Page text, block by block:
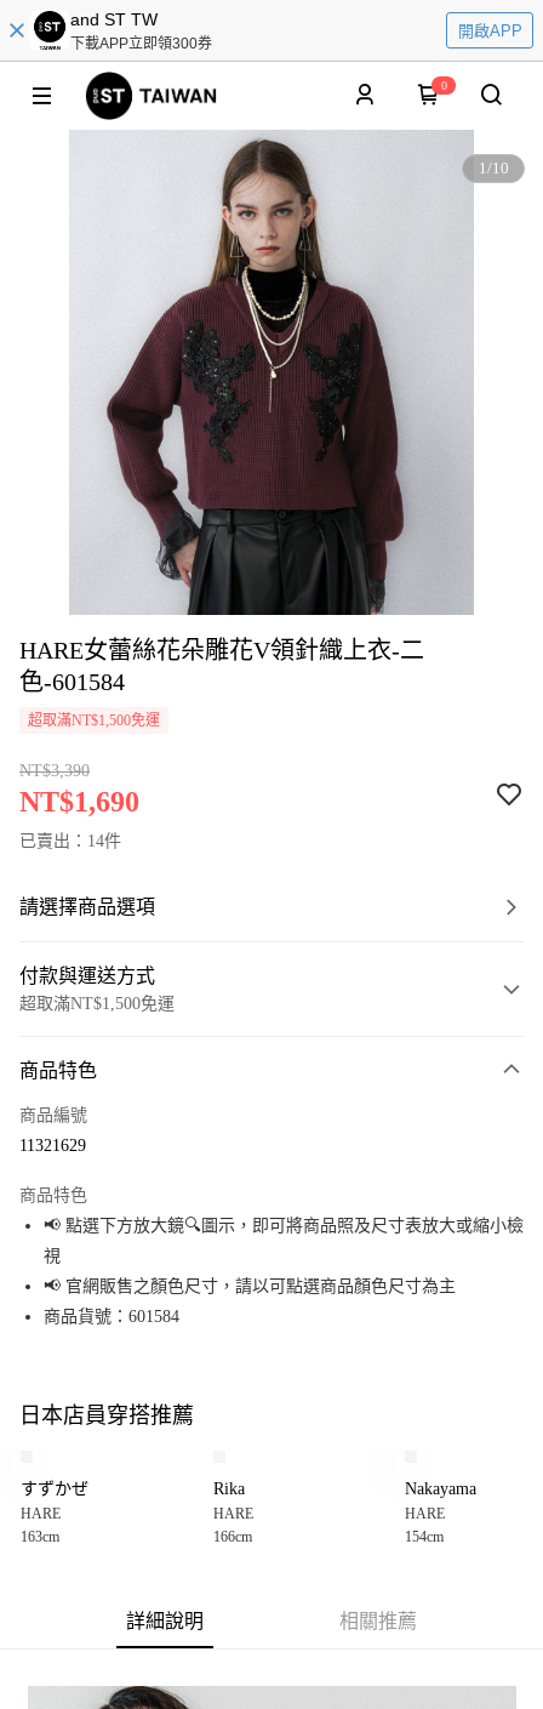
and ST TW
下載APP立即領300券
開啟APP
0
1/10
HARE女蕾絲花朵雕花V領針織上衣-二
色-601584
超取滿NT$1,500免運
NT$3,390
NT$1,690
已賣出：14件
請選擇商品選項
付款與運送方式
超取滿NT$1,500免運
信用卡一次付款
Apple Pay
街口支付
悠遊付
全盈+PAY
【大哥付你分期使用說明】
1.本服務由台灣大哥大提供，台灣大哥大用戶可立即使用無須另外申請。
2.付款方式選擇「大哥付你分期」，訂單成立後會自動跳轉到大哥付的交易
3.實際核准額度、可分期數及費用金額請依後續交易確認頁面所載為準。
4.訂單成立30分鐘內，如未前往確認交易或遇審核未通過，訂單將自動取
消。如遇「轉專審核」未通過狀況，表示未達大哥付你分期系統評分，恕無
【繳款方式說明】
AFTEE先享後付
３．安心：先確認商品／服務後，再付款。
全家 取貨付款
每筆NT$80，滿NT$1,500(含以上)免運費
商品特色
商品編號
11321629
商品特色
📢 點選下方放大鏡🔍圖示，即可將商品照及尺寸表放大或縮小檢
視
📢 官網販售之顏色尺寸，請以可點選商品顏色尺寸為主
商品貨號：601584
日本店員穿搭推薦
すずかぜ
HARE
163cm
Rika
HARE
166cm
Nakayama
HARE
154cm
詳細說明 相關推薦